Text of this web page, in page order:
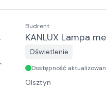
Budrent
KANLUX Lampa
Oświetlenie
Dostępność
Olsztyn